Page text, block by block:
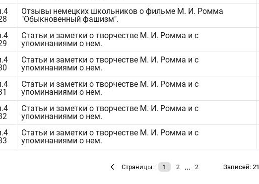
Отзывы немецких школьников о фильме М. И. Ромма
"Обыкновенный фашизм".
Статьи и заметки о творчестве М. И. Ромма и с
упоминаниями о нем.
Статьи и заметки о творчестве М. И. Ромма и с
упоминаниями о нем.
Статьи и заметки о творчестве М. И. Ромма и с
упоминаниями о нем.
Статьи и заметки о творчестве М. И. Ромма и с
упоминаниями о нем.
Статьи и заметки о творчестве М. И. Ромма и с
упоминаниями о нем.
Страницы: 1 2 … 2 Записей: 21